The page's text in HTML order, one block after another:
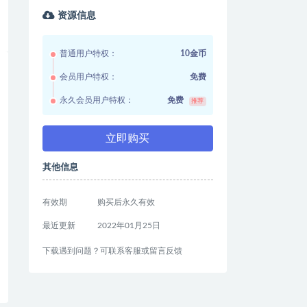
资源信息
普通用户特权： 10金币
会员用户特权： 免费
永久会员用户特权： 免费 推荐
立即购买
其他信息
有效期 购买后永久有效
最近更新 2022年01月25日
下载遇到问题？可联系客服或留言反馈